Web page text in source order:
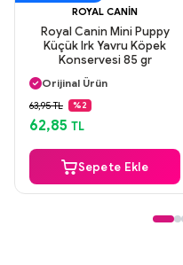
ROYAL CANIN
Royal Canin Mini Puppy
Küçük Irk Yavru Köpek
Konservesi 85 gr
Aynı Gün Kargo
Orijinal Ürün
Güvenli Ödeme
Aynı Gün Kargo
63,95 TL %2
62,85 TL
Sepete Ekle